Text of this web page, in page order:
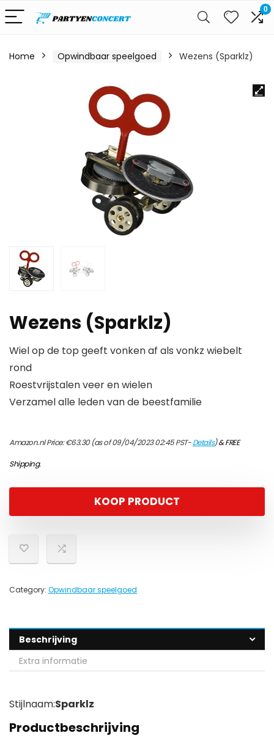
0
Home Opwindbaar speelgoed Wezens (Sparklz)
Wezens (Sparklz)
Wiel op de top geeft vonken af als vonkz wiebelt
rond
Roestvrijstalen veer en wielen
Verzamel alle leden van de beestfamilie
Amazon.nl Price:€63.30(as of 09/04/2023 02:45 PST-Details)&FREE
Shipping.
KOOP PRODUCT
Category: Opwindbaar speelgoed
Beschrijving
Extra informatie
Stijlnaam:Sparklz
Productbeschrijving